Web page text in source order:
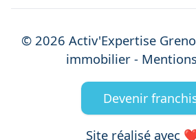
© 2026 Activ'Expertise
immobilier -
Devenir
Site réalisé avec